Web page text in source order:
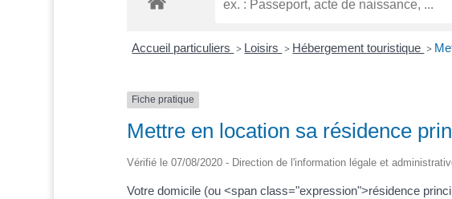
Accueil particuliers > Loisirs > Hébergement touristique >
Fiche pratique
Mettre en location sa résidence
Vérifié le 07/08/2020 - Direction de l'information légale et
Votre domicile (ou <span class="expression">résidence